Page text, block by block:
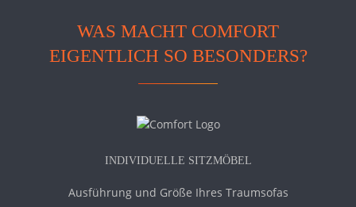
WAS MACHT COMFORT
EIGENTLICH SO BESONDERS?
INDIVIDUELLE SITZMÖBEL
Ausführung und Größe Ihres Traumsofas